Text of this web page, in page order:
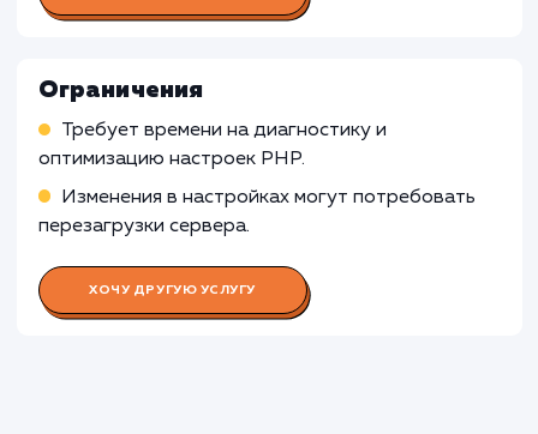
языков программирования или платформ, не
будет иметь существенного влияния на
функциональность или производительность.
Узнать почему
Раскладываем